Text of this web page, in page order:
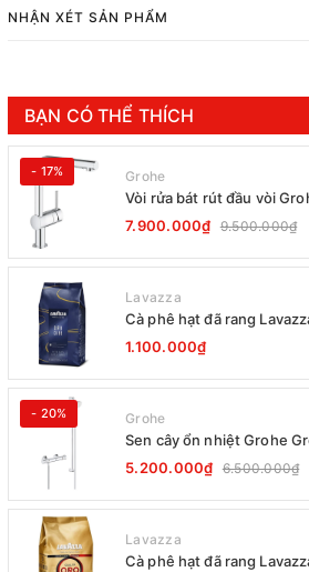
NHẬN XÉT SẢN PHẨM
BẠN CÓ THỂ THÍCH
- 17% Grohe
Vòi rửa bát rút đầu vòi
7.900.000₫ 9.500.000₫
Lavazza
Cà phê hạt đã rang
Super Crema 1000g Date
1.100.000₫
- 20% Grohe
Sen cây ổn nhiệt Grohe
5.200.000₫ 6.500.000₫
Lavazza
Cà phê hạt đã rang